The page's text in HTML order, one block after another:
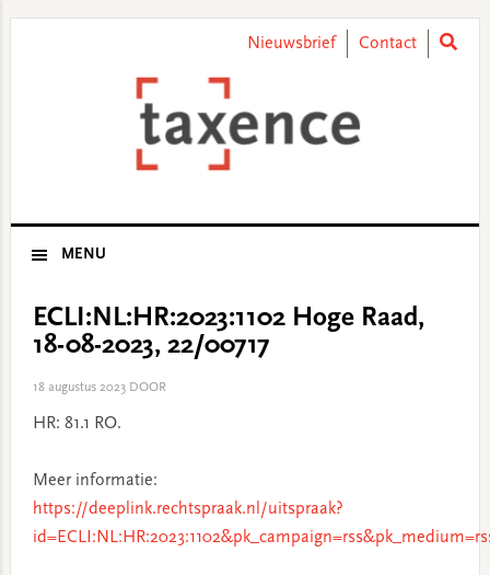
Nieuwsbrief Contact
MENU
ECLI:NL:HR:2023:1102 Hoge Raad,
18-08-2023, 22/00717
18 augustus 2023DOOR
HR: 81.1 RO.
Meer informatie:
https://deeplink.rechtspraak.nl/uitspraak?